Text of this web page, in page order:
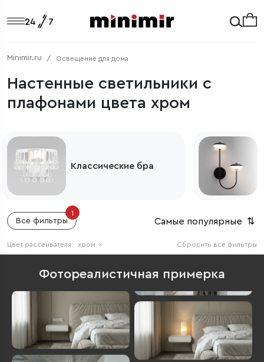
Minimir.ru Освещение для дома
Настенные светильники с
плафонами цвета хром
Классические бра
Все фильтры
1
Самые популярные ⇅
Сбросить все фильтры
Цвет рассеивателя: хром ×
Фотореалистичная примерка